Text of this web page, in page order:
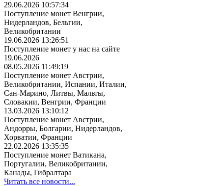
29.06.2026 10:57:34
Поступление монет Венгрии,
Нидерландов, Бельгии,
Великобритании
19.06.2026 13:26:51
Поступление монет у нас на сайте
19.06.2026
08.05.2026 11:49:19
Поступление монет Австрии,
Великобритании, Испании, Италии,
Сан-Марино, Литвы, Мальты,
Словакии, Венгрии, Франции
13.03.2026 13:10:12
Поступление монет Австрии,
Андорры, Болгарии, Нидерландов,
Хорватии, Франции
22.02.2026 13:35:35
Поступление монет Ватикана,
Португалии, Великобритании,
Канады, Гибралтара
Читать все новости...